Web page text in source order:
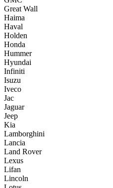
Great Wall
Haima
Haval
Holden
Honda
Hummer
Hyundai
Infiniti
Isuzu
Iveco
Jac
Jaguar
Jeep
Kia
Lamborghini
Lancia
Land Rover
Lexus
Lifan
Lincoln